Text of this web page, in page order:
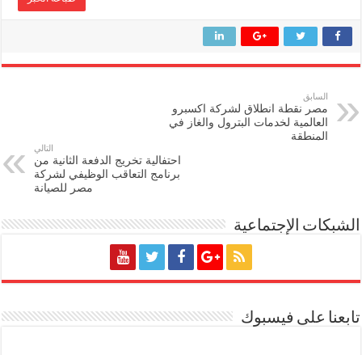
السابق
مصر نقطة انطلاق لشركة اكسبرو
العالمية لخدمات البترول والغاز في
المنطقة
التالي
احتفالية تخريج الدفعة الثانية من
برنامج التعاقب الوظيفي لشركة
مصر للصيانة
الشبكات الإجتماعية
تابعنا على فيسبوك